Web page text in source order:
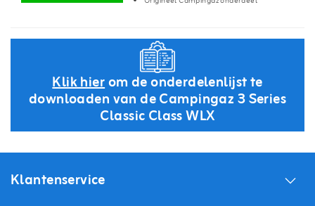
Klik hierom de onderdelenlijst te
downloaden van de Campingaz 3 Series
Classic Class WLX
Klantenservice